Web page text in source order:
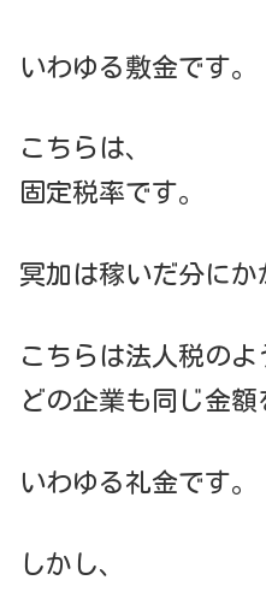
いわゆる敷金です。
こちらは、
固定税率です。
冥加は稼いだ分にか
こちらは法人税のよ
どの企業も同じ金額
いわゆる礼金です。
しかし、